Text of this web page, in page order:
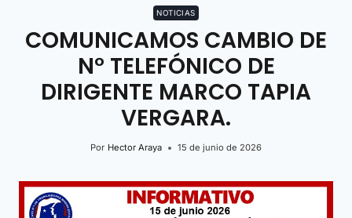
NOTICIAS
COMUNICAMOS CAMBIO DE
N° TELEFÓNICO DE
DIRIGENTE MARCO TAPIA
VERGARA.
Por Hector Araya 15 de junio de 2026